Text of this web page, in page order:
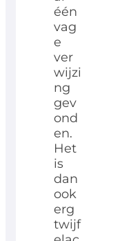
één
vag
e
ver
wijzi
ng
gev
ond
en.
Het
is
dan
ook
erg
twijf